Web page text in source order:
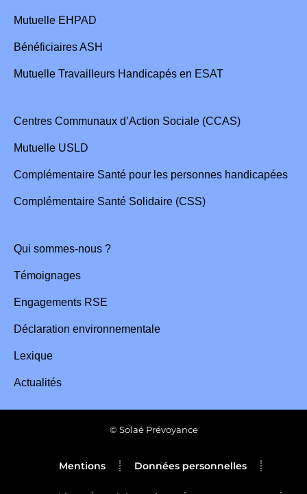
Mutuelle EHPAD
Bénéficiaires ASH
Mutuelle Travailleurs Handicapés en ESAT
Centres Communaux d’Action Sociale (CCAS)
Mutuelle USLD
Complémentaire Santé pour les personnes handicapées
Complémentaire Santé Solidaire (CSS)
Qui sommes-nous ?
Témoignages
Engagements RSE
Déclaration environnementale
Lexique
Actualités
© Solaé Prévoyance
Mentions Données personnelles